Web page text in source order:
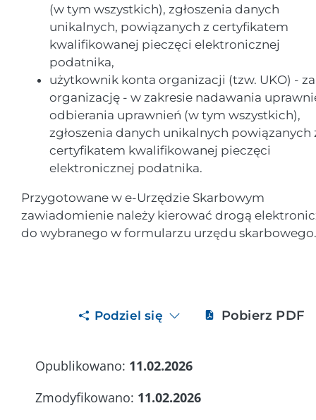
(w tym wszystkich), zgłoszenia danych
unikalnych, powiązanych z certyfikatem
kwalifikowanej pieczęci elektronicznej
podatnika,
użytkownik konta organizacji (tzw. UKO) - za
organizację - w zakresie nadawania
odbierania uprawnień (w tym wszystkich),
zgłoszenia danych unikalnych powiązanych
certyfikatem kwalifikowanej pieczęci
elektronicznej podatnika.
Przygotowane w e-Urzędzie Skarbowym
zawiadomienie należy kierować drogą
do wybranego w formularzu urzędu skarbowego.
Podziel się Pobierz PDF
Opublikowano: 11.02.2026
Zmodyfikowano: 11.02.2026